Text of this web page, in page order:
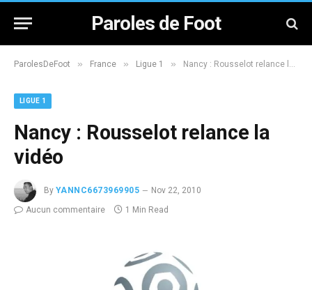
Paroles de Foot
ParolesDeFoot » France » Ligue 1 » Nancy : Rousselot relance la vidéo
LIGUE 1
Nancy : Rousselot relance la
vidéo
By YANNC6673969905
Nov 22, 2010
Aucun commentaire
1 Min Read